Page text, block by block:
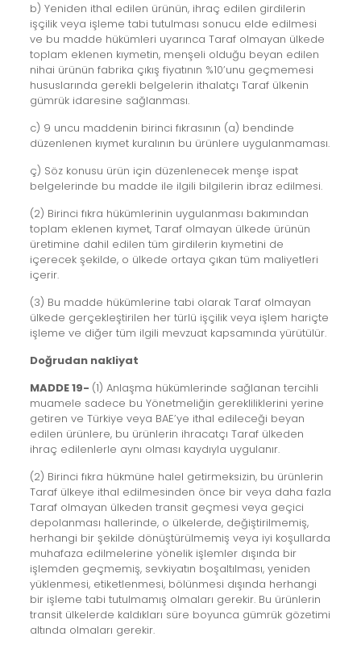
b) Yeniden ithal edilen ürünün, ihraç edilen girdilerin
işçilik veya işleme tabi tutulması sonucu elde edilmesi
ve bu madde hükümleri uyarınca Taraf olmayan ülkede
toplam eklenen kıymetin, menşeli olduğu beyan edilen
nihai ürünün fabrika çıkış fiyatının %10’unu geçmemesi
hususlarında gerekli belgelerin ithalatçı Taraf ülkenin
gümrük idaresine sağlanması.
c) 9 uncu maddenin birinci fıkrasının (a) bendinde
düzenlenen kıymet kuralının bu ürünlere uygulanmaması.
ç) Söz konusu ürün için düzenlenecek menşe ispat
belgelerinde bu madde ile ilgili bilgilerin ibraz edilmesi.
(2) Birinci fıkra hükümlerinin uygulanması bakımından
toplam eklenen kıymet, Taraf olmayan ülkede ürünün
üretimine dahil edilen tüm girdilerin kıymetini de
içerecek şekilde, o ülkede ortaya çıkan tüm maliyetleri
içerir.
(3) Bu madde hükümlerine tabi olarak Taraf olmayan
ülkede gerçekleştirilen her türlü işçilik veya işlem hariçte
işleme ve diğer tüm ilgili mevzuat kapsamında yürütülür.
Doğrudan nakliyat
MADDE 19- (1) Anlaşma hükümlerinde sağlanan tercihli
muamele sadece bu Yönetmeliğin gerekliliklerini yerine
getiren ve Türkiye veya BAE’ye ithal edileceği beyan
edilen ürünlere, bu ürünlerin ihracatçı Taraf ülkeden
ihraç edilenlerle aynı olması kaydıyla uygulanır.
(2) Birinci fıkra hükmüne halel getirmeksizin, bu ürünlerin
Taraf ülkeye ithal edilmesinden önce bir veya daha fazla
Taraf olmayan ülkeden transit geçmesi veya geçici
depolanması hallerinde, o ülkelerde, değiştirilmemiş,
herhangi bir şekilde dönüştürülmemiş veya iyi koşullarda
muhafaza edilmelerine yönelik işlemler dışında bir
işlemden geçmemiş, sevkiyatın boşaltılması, yeniden
yüklenmesi, etiketlenmesi, bölünmesi dışında herhangi
bir işleme tabi tutulmamış olmaları gerekir. Bu ürünlerin
transit ülkelerde kaldıkları süre boyunca gümrük gözetimi
altında olmaları gerekir.